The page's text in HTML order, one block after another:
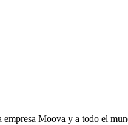
empresa Moova y a todo el